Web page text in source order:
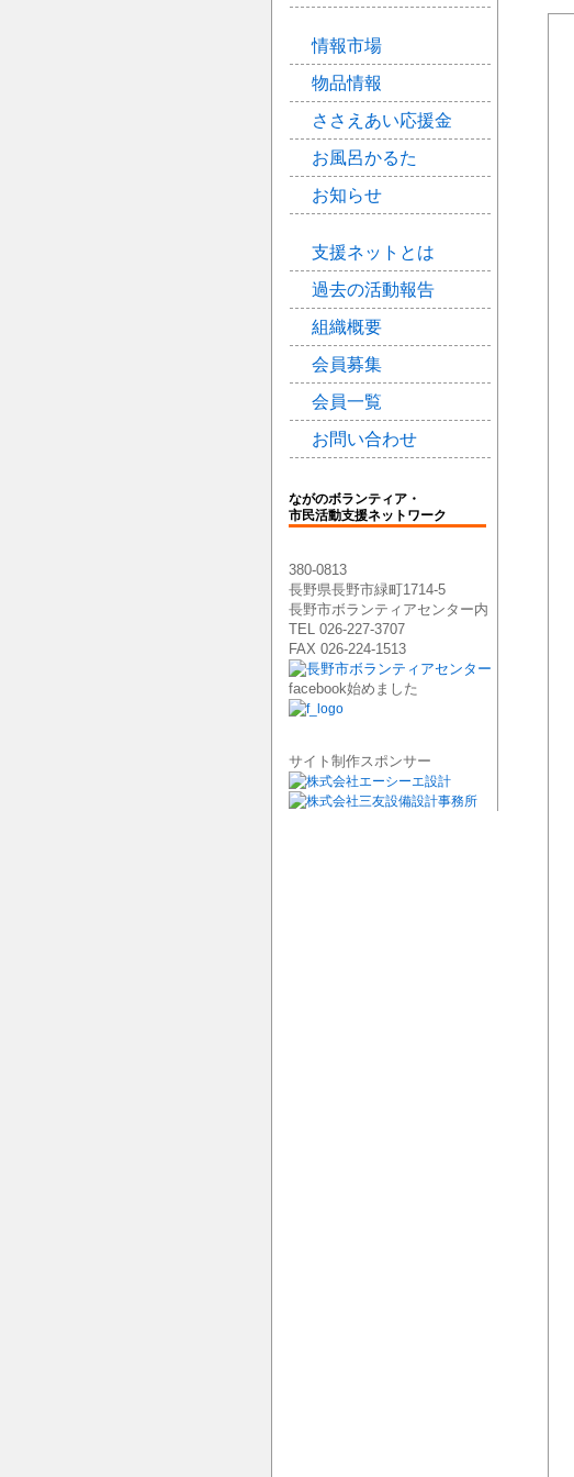
情報市場
物品情報
ささえあい応援金
お風呂かるた
お知らせ
支援ネットとは
過去の活動報告
組織概要
会員募集
会員一覧
お問い合わせ
ながのボランティア・
市民活動支援ネットワーク
380-0813
長野県長野市緑町1714-5
長野市ボランティアセンター内
TEL 026-227-3707
FAX 026-224-1513
facebook始めました
サイト制作スポンサー